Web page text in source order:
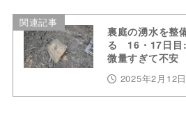
関連記事
裏庭の湧水を整
る 16・17日目:
微量すぎて不安
2025年2月12日